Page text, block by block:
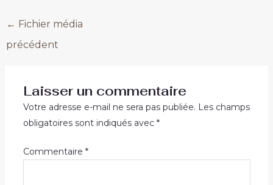
← Fichier média
précédent
Laisser un commentaire
Votre adresse e-mail ne sera pas publiée. Les champs
obligatoires sont indiqués avec *
Commentaire *